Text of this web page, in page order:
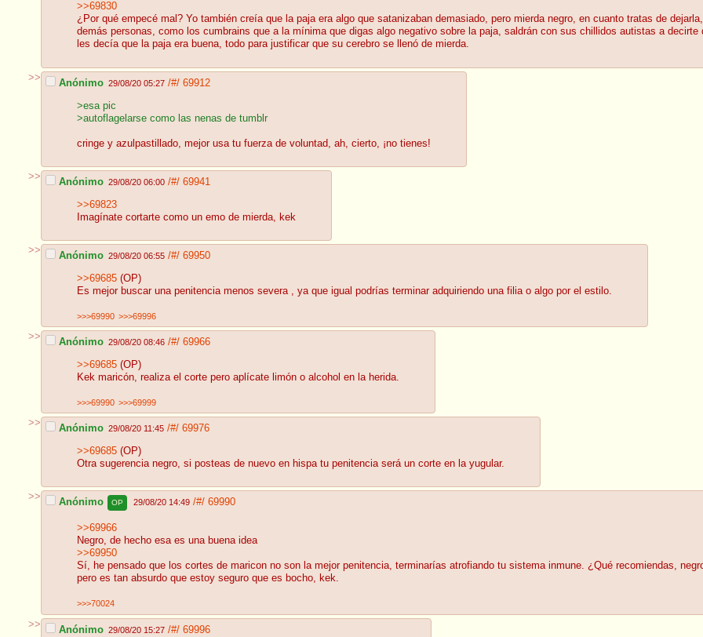
>>69830
¿Por qué empecé mal? Yo también creía que la paja era algo que satanizaban demasiado, pero mierda negro, en cuanto tratas de
demás personas, como los cumbrains que a la mínima que digas algo negativo sobre la paja, saldrán con sus chillidos autistas a
les decía que la paja era buena, todo para justificar que su cerebro se llenó de mierda.
>> Anónimo 29/08/20 05:27 /#/ 69912
>esa pic
>autoflagelarse como las nenas de tumblr
cringe y azulpastillado, mejor usa tu fuerza de voluntad, ah, cierto, ¡no tienes!
>> Anónimo 29/08/20 06:00 /#/ 69941
>>69823
Imagínate cortarte como un emo de mierda, kek
>> Anónimo 29/08/20 06:55 /#/ 69950
>>69685 (OP)
Es mejor buscar una penitencia menos severa , ya que igual podrías terminar adquiriendo una filia o algo por el estilo.
>>>69990 >>>69996
>> Anónimo 29/08/20 08:46 /#/ 69966
>>69685 (OP)
Kek maricón, realiza el corte pero aplícate limón o alcohol en la herida.
>>>69990 >>>69999
>> Anónimo 29/08/20 11:45 /#/ 69976
>>69685 (OP)
Otra sugerencia negro, si posteas de nuevo en hispa tu penitencia será un corte en la yugular.
>> Anónimo OP 29/08/20 14:49 /#/ 69990
>>69966
Negro, de hecho esa es una buena idea
>>69950
Sí, he pensado que los cortes de maricon no son la mejor penitencia, terminarías atrofiando tu sistema inmune. ¿Qué recomiendas,
pero es tan absurdo que estoy seguro que es bocho, kek.
>>>70024
>> Anónimo 29/08/20 15:27 /#/ 69996